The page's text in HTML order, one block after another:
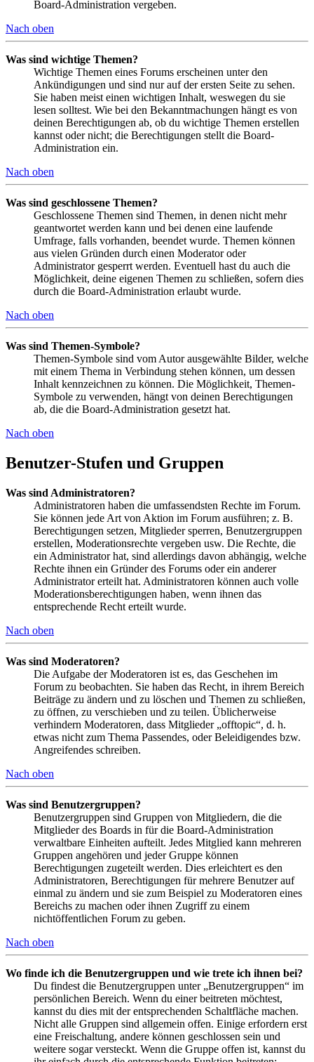
Board-Administration vergeben.
Nach oben
Was sind wichtige Themen?
Wichtige Themen eines Forums erscheinen unter den
Ankündigungen und sind nur auf der ersten Seite zu sehen.
Sie haben meist einen wichtigen Inhalt, weswegen du sie
lesen solltest. Wie bei den Bekanntmachungen hängt es von
deinen Berechtigungen ab, ob du wichtige Themen erstellen
kannst oder nicht; die Berechtigungen stellt die Board-
Administration ein.
Nach oben
Was sind geschlossene Themen?
Geschlossene Themen sind Themen, in denen nicht mehr
geantwortet werden kann und bei denen eine laufende
Umfrage, falls vorhanden, beendet wurde. Themen können
aus vielen Gründen durch einen Moderator oder
Administrator gesperrt werden. Eventuell hast du auch die
Möglichkeit, deine eigenen Themen zu schließen, sofern dies
durch die Board-Administration erlaubt wurde.
Nach oben
Was sind Themen-Symbole?
Themen-Symbole sind vom Autor ausgewählte Bilder, welche
mit einem Thema in Verbindung stehen können, um dessen
Inhalt kennzeichnen zu können. Die Möglichkeit, Themen-
Symbole zu verwenden, hängt von deinen Berechtigungen
ab, die die Board-Administration gesetzt hat.
Nach oben
Benutzer-Stufen und Gruppen
Was sind Administratoren?
Administratoren haben die umfassendsten Rechte im Forum.
Sie können jede Art von Aktion im Forum ausführen; z. B.
Berechtigungen setzen, Mitglieder sperren, Benutzergruppen
erstellen, Moderationsrechte vergeben usw. Die Rechte, die
ein Administrator hat, sind allerdings davon abhängig, welche
Rechte ihnen ein Gründer des Forums oder ein anderer
Administrator erteilt hat. Administratoren können auch volle
Moderationsberechtigungen haben, wenn ihnen das
entsprechende Recht erteilt wurde.
Nach oben
Was sind Moderatoren?
Die Aufgabe der Moderatoren ist es, das Geschehen im
Forum zu beobachten. Sie haben das Recht, in ihrem Bereich
Beiträge zu ändern und zu löschen und Themen zu schließen,
zu öffnen, zu verschieben und zu teilen. Üblicherweise
verhindern Moderatoren, dass Mitglieder „offtopic“, d. h.
etwas nicht zum Thema Passendes, oder Beleidigendes bzw.
Angreifendes schreiben.
Nach oben
Was sind Benutzergruppen?
Benutzergruppen sind Gruppen von Mitgliedern, die die
Mitglieder des Boards in für die Board-Administration
verwaltbare Einheiten aufteilt. Jedes Mitglied kann mehreren
Gruppen angehören und jeder Gruppe können
Berechtigungen zugeteilt werden. Dies erleichtert es den
Administratoren, Berechtigungen für mehrere Benutzer auf
einmal zu ändern und sie zum Beispiel zu Moderatoren eines
Bereichs zu machen oder ihnen Zugriff zu einem
nichtöffentlichen Forum zu geben.
Nach oben
Wo finde ich die Benutzergruppen und wie trete ich ihnen bei?
Du findest die Benutzergruppen unter „Benutzergruppen“ im
persönlichen Bereich. Wenn du einer beitreten möchtest,
kannst du dies mit der entsprechenden Schaltfläche machen.
Nicht alle Gruppen sind allgemein offen. Einige erfordern erst
eine Freischaltung, andere können geschlossen sein und
weitere sogar versteckt. Wenn die Gruppe offen ist, kannst du